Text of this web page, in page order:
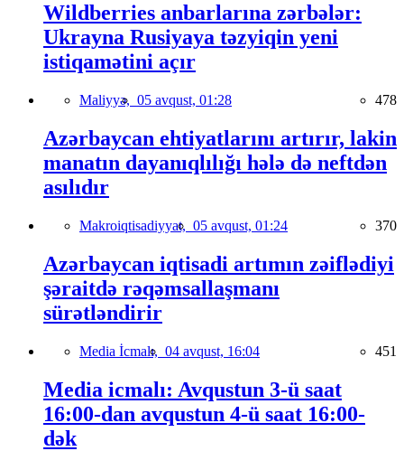
Wildberries anbarlarına zərbələr:
Ukrayna Rusiyaya təzyiqin yeni
istiqamətini açır
Maliyyə, 05 avqust, 01:28 478
Azərbaycan ehtiyatlarını artırır, lakin
manatın dayanıqlılığı hələ də neftdən
asılıdır
Makroiqtisadiyyat, 05 avqust, 01:24 370
Azərbaycan iqtisadi artımın zəiflədiyi
şəraitdə rəqəmsallaşmanı
sürətləndirir
Media İcmalı, 04 avqust, 16:04 451
Media icmalı: Avqustun 3-ü saat
16:00-dan avqustun 4-ü saat 16:00-
dək